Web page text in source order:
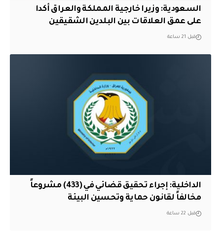
السعودية: وزيرا خارجية المملكة والعراق أكدا
على عمق العلاقات بين البلدين الشقيقين
قبل 21 ساعة
الداخلية: إجراء تحقيق قضائي في (433) مشروعاً
مخالفاً لقانون حماية وتحسين البيئة
قبل 22 ساعة